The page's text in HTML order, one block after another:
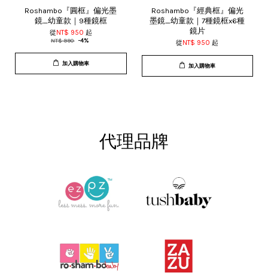
Roshambo『圓框』偏光墨
鏡_幼童款｜9種鏡框
從NT$ 950 起
NT$ 990 -4%
加入購物車
Roshambo『經典框』偏光
墨鏡_幼童款｜7種鏡框x6種
鏡片
從NT$ 950起
加入購物車
代理品牌